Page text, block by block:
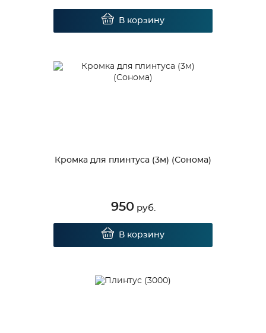
В корзину
Кромка для плинтуса (3м) (Сонома)
950руб.
В корзину